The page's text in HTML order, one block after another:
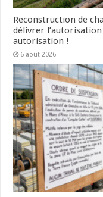
Reconstruction de
délivrer
autorisation !
6 août 2026